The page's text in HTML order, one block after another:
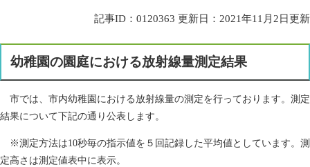
記事ID：0120363 更新日：2021年11月2日更新
幼稚園の園庭における放射線量測定結果
市では、市内幼稚園における放射線量の測定を行っております。測定
結果について下記の通り公表します。
※測定方法は10秒毎の指示値を５回記録した平均値としています。測
定高さは測定値表中に表示。